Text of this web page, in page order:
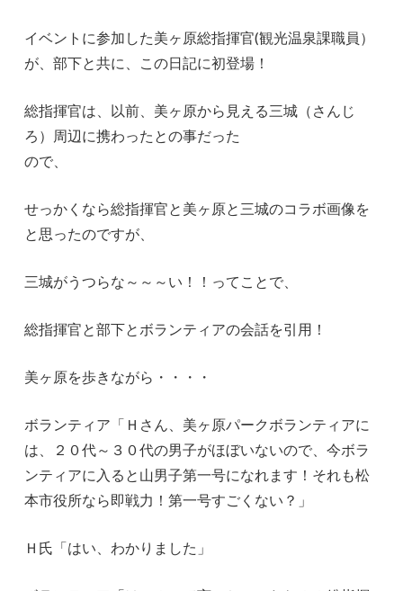
イベントに参加した美ヶ原総指揮官(観光温泉課職員）
が、部下と共に、この日記に初登場！
総指揮官は、以前、美ヶ原から見える三城（さんじ
ろ）周辺に携わったとの事だった
ので、
せっかくなら総指揮官と美ヶ原と三城のコラボ画像を
と思ったのですが、
三城がうつらな～～～い！！ってことで、
総指揮官と部下とボランティアの会話を引用！
美ヶ原を歩きながら・・・・
ボランティア「Ｈさん、美ヶ原パークボランティアに
は、２０代～３０代の男子がほぼいないので、今ボラ
ンティアに入ると山男子第一号になれます！それも松
本市役所なら即戦力！第一号すごくない？」
Ｈ氏「はい、わかりました」